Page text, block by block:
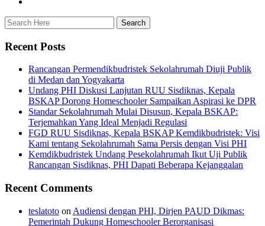
Recent Posts
Rancangan Permendikbudristek Sekolahrumah Diuji Publik
di Medan dan Yogyakarta
Undang PHI Diskusi Lanjutan RUU Sisdiknas, Kepala
BSKAP Dorong Homeschooler Sampaikan Aspirasi ke DPR
Standar Sekolahrumah Mulai Disusun, Kepala BSKAP:
Terjemahkan Yang Ideal Menjadi Regulasi
FGD RUU Sisdiknas, Kepala BSKAP Kemdikbudristek: Visi
Kami tentang Sekolahrumah Sama Persis dengan Visi PHI
Kemdikbudristek Undang Pesekolahrumah Ikut Uji Publik
Rancangan Sisdiknas, PHI Dapati Beberapa Kejanggalan
Recent Comments
teslatoto on Audiensi dengan PHI, Dirjen PAUD Dikmas:
Pemerintah Dukung Homeschooler Berorganisasi